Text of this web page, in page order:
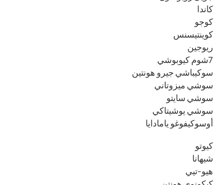
كاندا
كوجو
كوينتيسنس
ريوجين
7شوم كيوبوشي
سوكيباشي جيرو هونتين
سوشي ميزوتاني
سوشي سايتو
سوشي يوشيتاكي
أوسوكيفوغو يامادايا
كيوتو
شيهانا
هيو-تيي